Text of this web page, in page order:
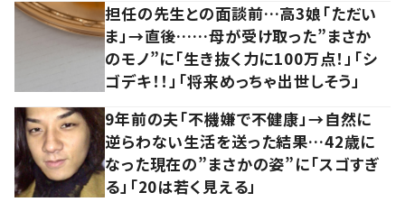
担任の先生との面談前…高3娘「ただい
ま」→直後……母が受け取った”まさか
のモノ”に「生き抜く力に100万点！」「シ
ゴデキ！！」「将来めっちゃ出世しそう」
9年前の夫「不機嫌で不健康」→自然に
逆らわない生活を送った結果…42歳に
なった現在の”まさかの姿”に「スゴすぎ
る」「20は若く見える」